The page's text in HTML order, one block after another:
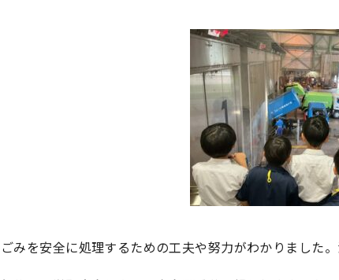
ごみを安全に処理するための工夫や努力がわかりました